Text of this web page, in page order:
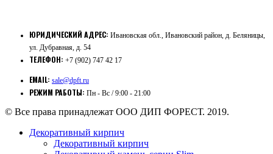
ЮРИДИЧЕСКИЙ АДРЕС: Ивановская обл., Ивановский район, д. Беляницы,
ул. Дубравная, д. 54
ТЕЛЕФОН: +7 (902) 747 42 17
EMAIL: sale@dpft.ru
РЕЖИМ РАБОТЫ: Пн - Вс / 9:00 - 21:00
© Все права принадлежат ООО ДИП ФОРЕСТ. 2019.
Декоративный кирпич
Декоративный кирпич